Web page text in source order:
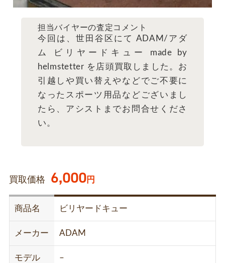
担当バイヤーの査定コメント
今回は、世田谷区にて ADAM/アダ
ム ビリヤードキュー made by
helmstetter を店頭買取しました。お
引越しや買い替えやなどでご不要に
なったスポーツ用品などございまし
たら、アシストまでお問合せくださ
い。
買取価格 6,000円
商品名 ビリヤードキュー
メーカー ADAM
モデル –